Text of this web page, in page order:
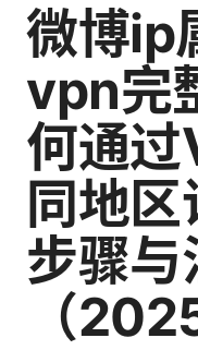
微博ip
vpn完
何通
同地区
步骤与
（